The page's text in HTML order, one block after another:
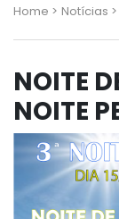
Home > Notícias >
NOITE
NOITE